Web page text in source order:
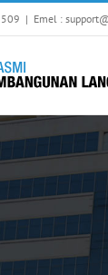
| Emel :